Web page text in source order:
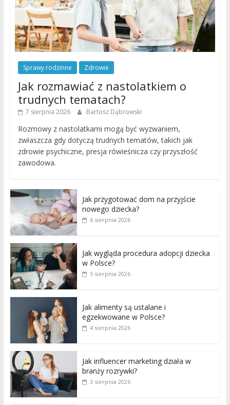
Sprawy rodzinne Zdrowie
Jak rozmawiać z nastolatkiem o
trudnych tematach?
7 sierpnia 2026 Bartosz Dąbrowski
Rozmowy z nastolatkami mogą być wyzwaniem,
zwłaszcza gdy dotyczą trudnych tematów, takich jak
zdrowie psychiczne, presja rówieśnicza czy przyszłość
zawodowa.
Jak przygotować dom na przyjście
nowego dziecka?
6 sierpnia 2026
Jak wygląda procedura adopcji dziecka
w Polsce?
5 sierpnia 2026
Jak alimenty są ustalane i
egzekwowane w Polsce?
4 sierpnia 2026
Jak influencer marketing działa w
branży rozrywki?
3 sierpnia 2026